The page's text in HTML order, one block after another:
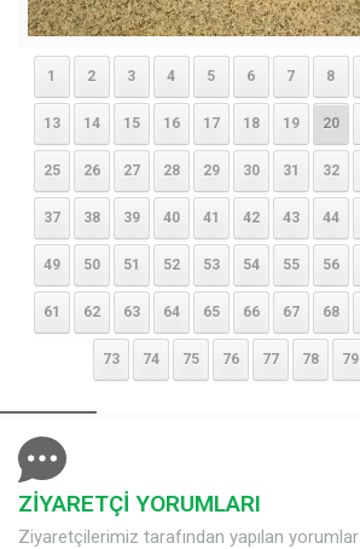
1 2 3 4 5 6 7 8
13 14 15 16 17 18 19 20
25 26 27 28 29 30 31 32
37 38 39 40 41 42 43 44
49 50 51 52 53 54 55 56
61 62 63 64 65 66 67 68
73 74 75 76 77 78 79
ZİYARETÇİ YORUMLARI
Ziyaretçilerimiz tarafından yapılan yorumlar